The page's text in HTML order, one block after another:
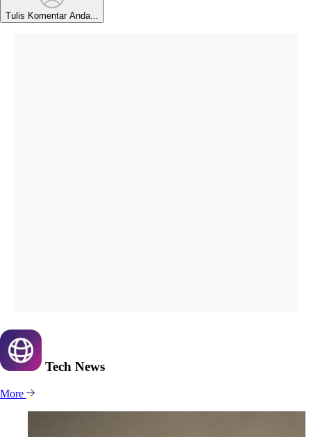
Tulis Komentar Anda...
Tech News
More